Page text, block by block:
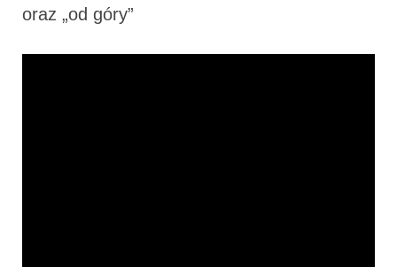
oraz „od góry”